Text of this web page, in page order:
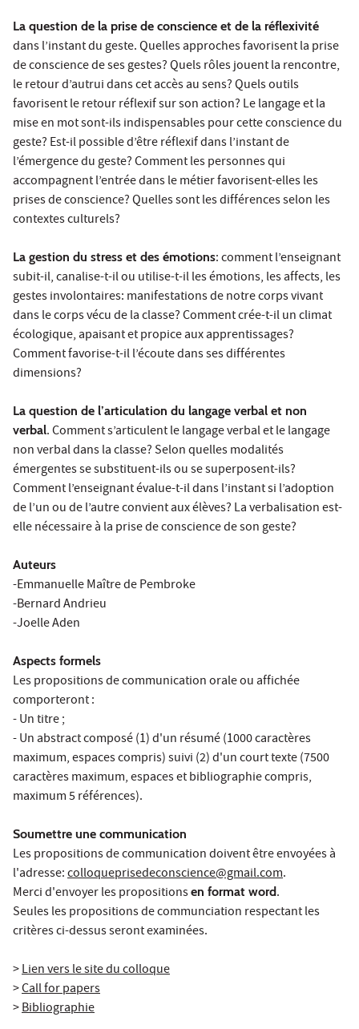
La question de la prise de conscience et de la réflexivité
dans l’instant du geste. Quelles approches favorisent la prise
de conscience de ses gestes? Quels rôles jouent la rencontre,
le retour d’autrui dans cet accès au sens? Quels outils
favorisent le retour réflexif sur son action? Le langage et la
mise en mot sont-ils indispensables pour cette conscience du
geste? Est-il possible d’être réflexif dans l’instant de
l’émergence du geste? Comment les personnes qui
accompagnent l’entrée dans le métier favorisent-elles les
prises de conscience? Quelles sont les différences selon les
contextes culturels?
La gestion du stress et des émotions: comment l’enseignant
subit-il, canalise-t-il ou utilise-t-il les émotions, les affects, les
gestes involontaires: manifestations de notre corps vivant
dans le corps vécu de la classe? Comment crée-t-il un climat
écologique, apaisant et propice aux apprentissages?
Comment favorise-t-il l’écoute dans ses différentes
dimensions?
La question de l’articulation du langage verbal et non
verbal. Comment s’articulent le langage verbal et le langage
non verbal dans la classe? Selon quelles modalités
émergentes se substituent-ils ou se superposent-ils?
Comment l’enseignant évalue-t-il dans l’instant si l’adoption
de l’un ou de l’autre convient aux élèves? La verbalisation est-
elle nécessaire à la prise de conscience de son geste?
Auteurs
-Emmanuelle Maître de Pembroke
-Bernard Andrieu
-Joelle Aden
Aspects formels
Les propositions de communication orale ou affichée
comporteront :
- Un titre ;
- Un abstract composé (1) d'un résumé (1000 caractères
maximum, espaces compris) suivi (2) d'un court texte (7500
caractères maximum, espaces et bibliographie compris,
maximum 5 références).
Soumettre une communication
Les propositions de communication doivent être envoyées à
l'adresse:colloqueprisedeconscience@gmail.com.
Merci d'envoyer les propositionsen format word.
Seules les propositions de communciation respectant les
critères ci-dessus seront examinées.
>Lien vers le site du colloque
>Call for papers
>Bibliographie